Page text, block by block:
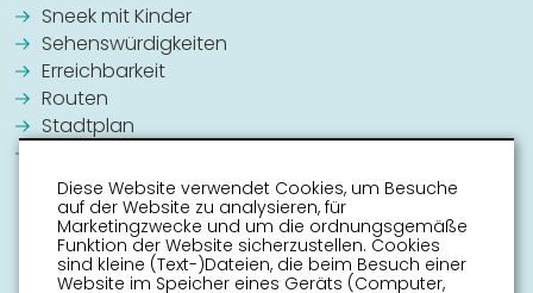
Sneek mit Kinder
Sehenswürdigkeiten
Erreichbarkeit
Routen
Stadtplan
Diese Website verwendet Cookies, um Besuche
auf der Website zu analysieren, für
Marketingzwecke und um die ordnungsgemäße
Funktion der Website sicherzustellen. Cookies
sind kleine (Text-)Dateien, die beim Besuch einer
Website im Speicher eines Geräts (Computer,